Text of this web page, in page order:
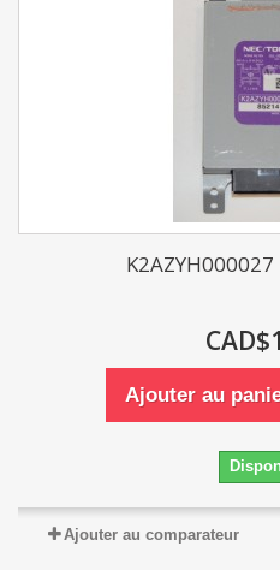
K2AZYH000027
Ajouter au
Ajouter au comparateur